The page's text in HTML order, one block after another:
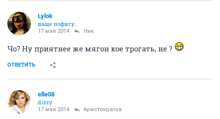
Lylok
ваще пофигу...
17 мая 2014 Ник
Чо? Ну приятнее же мягон кое трогать, не ?
ОТВЕТИТЬ
elle08
dizzy
17 мая 2014 Аристократка